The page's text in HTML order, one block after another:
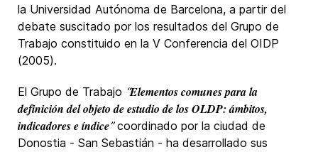
la Universidad Autónoma de Barcelona, a partir del
debate suscitado por los resultados del Grupo de
Trabajo constituido en la V Conferencia del OIDP
(2005).
El Grupo de Trabajo “Elementos comunes para la
definición del objeto de estudio de los OLDP: ámbitos,
indicadores e índice”coordinado por la ciudad de
Donostia - San Sebastián - ha desarrollado sus